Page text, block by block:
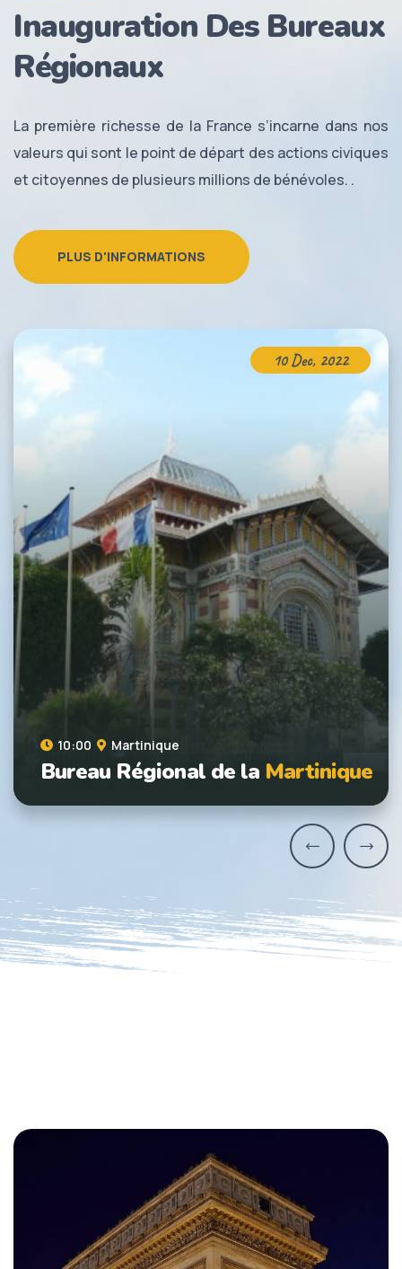
Inauguration Des Bureaux
Régionaux
La première richesse de la France s’incarne dans nos
valeurs qui sont le point de départ des actions civiques
et citoyennes de plusieurs millions de bénévoles. .
PLUS D'INFORMATIONS
10 Dec, 2022
10:00 Martinique
Bureau Régional de la Martinique